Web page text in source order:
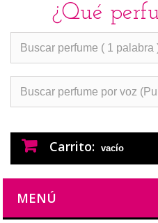
¿Qué
Carrito: vacío
MENÚ